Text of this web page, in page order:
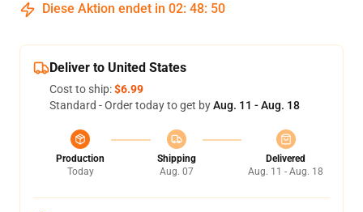
Diese Aktion endet in 02: 48: 49
Deliver to United States
Cost to ship:$6.99
Standard - Order today to get byAug. 11 - Aug. 18
Production
Today
Shipping
Aug. 07
Delivered
Aug. 11 - Aug. 18